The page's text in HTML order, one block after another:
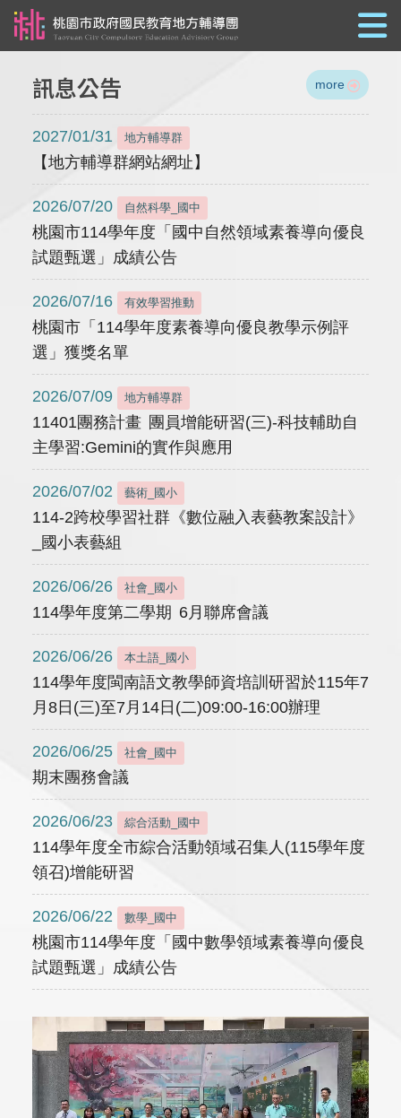
訊息公告 more
2027/01/31 地方輔導群
【地方輔導群網站網址】
2026/07/20 自然科學_國中
桃園市114學年度「國中自然領域素養導向優良
試題甄選」成績公告
2026/07/16 有效學習推動
桃園市「114學年度素養導向優良教學示例評
選」獲獎名單
2026/07/09 地方輔導群
11401團務計畫 團員增能研習(三)-科技輔助自
主學習:Gemini的實作與應用
2026/07/02 藝術_國小
114-2跨校學習社群《數位融入表藝教案設計》
_國小表藝組
2026/06/26 社會_國小
114學年度第二學期 6月聯席會議
2026/06/26 本土語_國小
114學年度閩南語文教學師資培訓研習於115年7
月8日(三)至7月14日(二)09:00-16:00辦理
2026/06/25 社會_國中
期末團務會議
2026/06/23 綜合活動_國中
114學年度全市綜合活動領域召集人(115學年度
領召)增能研習
2026/06/22 數學_國中
桃園市114學年度「國中數學領域素養導向優良
試題甄選」成績公告